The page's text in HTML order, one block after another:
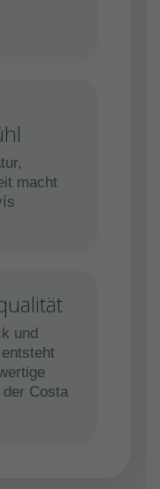
macht
und
Costa